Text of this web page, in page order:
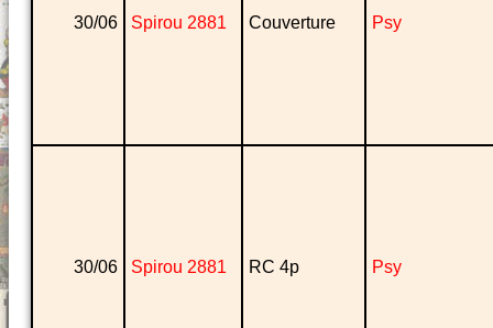
30/06 Spirou 2881 Couverture Psy
30/06 Spirou 2881 RC 4p Psy